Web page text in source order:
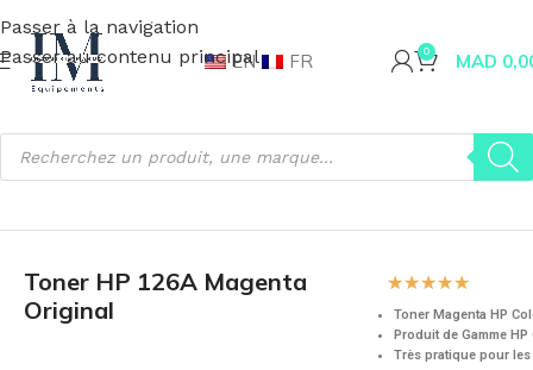
Passer à la navigation
Passer au contenu principal
EN FR 0 MAD
Accueil Matériel Informatique Toner
Toner HP 126A Magenta
Original
☆☆☆☆☆
Toner Magenta HP
Produit de Gamme
Très pratique pour